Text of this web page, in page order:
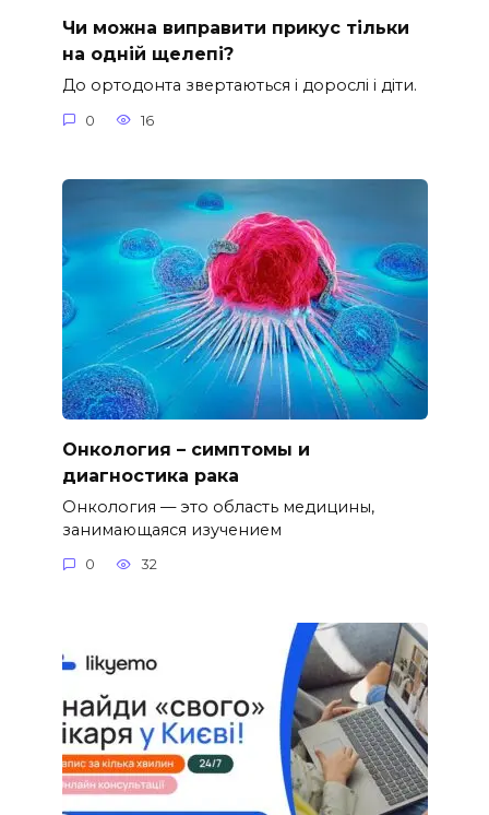
Чи можна виправити прикус тільки
на одній щелепі?
До ортодонта звертаються і дорослі і діти.
0 16
Онкология – симптомы и
диагностика рака
Онкология — это область медицины,
занимающаяся изучением
0 32